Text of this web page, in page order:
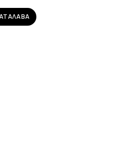
Γέφυρα Γαλλικού,